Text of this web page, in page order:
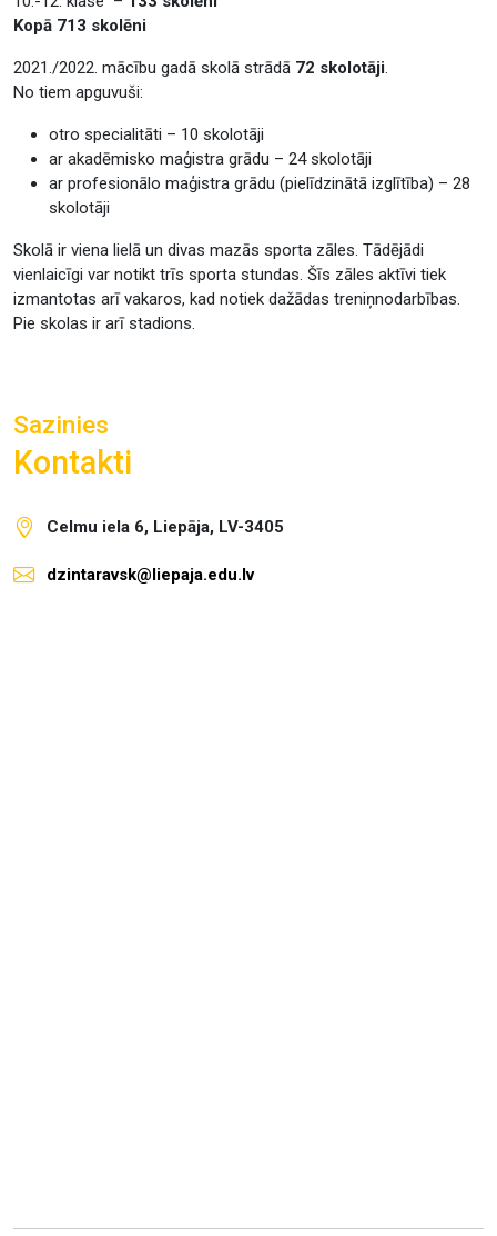
Kopā 713 skolēni
2021./2022. mācību gadā skolā strādā 72 skolotāji.
No tiem apguvuši:
otro specialitāti – 10 skolotāji
ar akadēmisko maģistra grādu – 24 skolotāji
ar profesionālo maģistra grādu (pielīdzinātā izglītība) – 28
skolotāji
Skolā ir viena lielā un divas mazās sporta zāles. Tādējādi
vienlaicīgi var notikt trīs sporta stundas. Šīs zāles aktīvi tiek
izmantotas arī vakaros, kad notiek dažādas treniņnodarbības.
Pie skolas ir arī stadions.
Sazinies
Kontakti
Celmu iela 6, Liepāja, LV-3405
dzintaravsk@liepaja.edu.lv